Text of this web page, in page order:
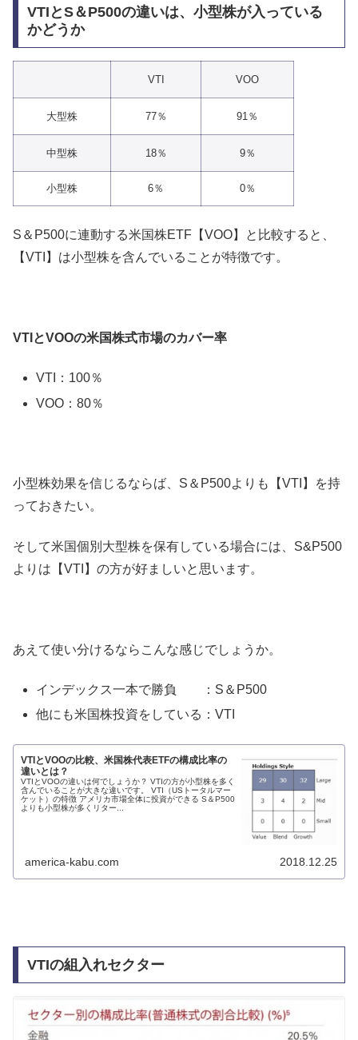
VTIとS＆P500の違いは、小型株が入っている
かどうか
VTI VOO
大型株 77％ 91％
中型株 18％ 9％
小型株 6％ 0％
S＆P500に連動する米国株ETF【VOO】と比較すると、
【VTI】は小型株を含んでいることが特徴です。
VTIとVOOの米国株式市場のカバー率
VTI：100％
VOO：80％
小型株効果を信じるならば、S＆P500よりも【VTI】を持
っておきたい。
そして米国個別大型株を保有している場合には、S&P500
よりは【VTI】の方が好ましいと思います。
あえて使い分けるならこんな感じでしょうか。
インデックス一本で勝負 ：S＆P500
他にも米国株投資をしている：VTI
VTIとVOOの比較、米国株代表ETFの構成比率の
違いとは？
VTIとVOOの違いは何でしょうか？ VTIの方が小型株を多く
含んでいることが大きな違いです。 VTI（USトータルマー
ケット）の特徴 アメリカ市場全体に投資ができる S＆P500
よりも小型株が多くリター...
america-kabu.com 2018.12.25
VTIの組入れセクター